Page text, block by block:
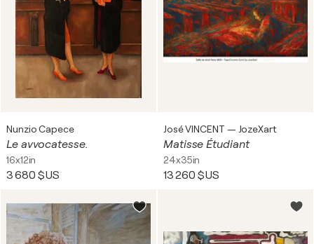
Nunzio Capece
Le avvocatesse.
16x12in
3 680 $US
José VINCENT — JozeXart
Matisse Étudiant
24x35in
13 260 $US